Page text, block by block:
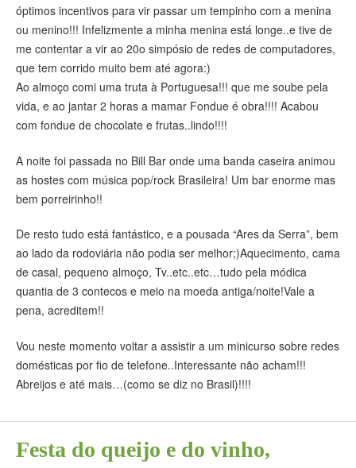
óptimos incentivos para vir passar um tempinho com a menina
ou menino!!! Infelizmente a minha menina está longe..e tive de
me contentar a vir ao 20o simpósio de redes de computadores,
que tem corrido muito bem até agora:)
Ao almoço comi uma truta à Portuguesa!!! que me soube pela
vida, e ao jantar 2 horas a mamar Fondue é obra!!!! Acabou
com fondue de chocolate e frutas..lindo!!!!
A noite foi passada no Bill Bar onde uma banda caseira animou
as hostes com música pop/rock Brasileira! Um bar enorme mas
bem porreirinho!!
De resto tudo está fantástico, e a pousada “Ares da Serra”, bem
ao lado da rodoviária não podia ser melhor;)Aquecimento, cama
de casal, pequeno almoço, Tv..etc..etc…tudo pela módica
quantia de 3 contecos e meio na moeda antiga/noite!Vale a
pena, acreditem!!
Vou neste momento voltar a assistir a um minicurso sobre redes
domésticas por fio de telefone..Interessante não acham!!!
Abreijos e até mais…(como se diz no Brasil)!!!!
Festa do queijo e do vinho,